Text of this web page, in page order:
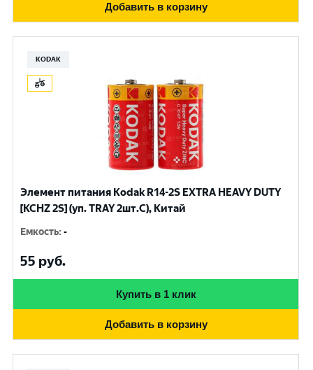
Добавить в корзину
KODAK
Элемент питания Kodak R14-2S EXTRA HEAVY DUTY
[KCHZ 2S] (уп. TRAY 2шт.C), Китай
Емкость:-
55 руб.
Купить в 1 клик
Добавить в корзину